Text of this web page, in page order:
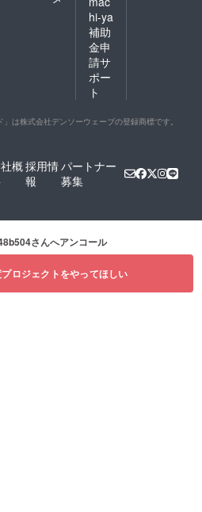
hi-ya
補助
金申
請サ
ポー
ト
」は株式会社デンソーウェーブの登録商標です。
概採用情
報
パートナー
募集
さんへアンコール
ロジェクトをやってほしい